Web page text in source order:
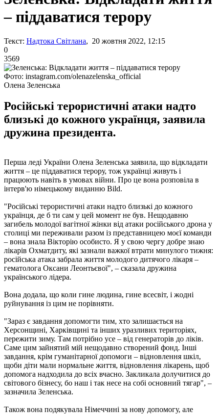
– піддаватися терору
Текст: Надтока Світлана, 20 жовтня 2022, 12:15
0
3569
Фото: instagram.com/olenazelenska_official
Олена Зеленська
Російські терористичні атаки надто
близькі до кожного українця, заявила
дружина президента.
Перша леді України Олена Зеленська заявила, що відкладати
життя – це піддаватися терору, тож українці живуть і
працюють навіть в умовах війни. Про це вона розповіла в
інтерв'ю німецькому виданню Bild.
"Російські терористичні атаки надто близькі до кожного
українця, де б ти сам у цей момент не був. Нещодавню
загибель молодої вагітної жінки від атаки російського дрона у
столиці ми переживали разом із представницею моєї команди
– вона знала Вікторію особисто. Я у свою чергу добре знаю
лікарів Охматдиту, які зазнали важкої втрати минулого тижня:
російська атака забрала життя молодого дитячого лікаря –
гематолога Оксани Леонтьєвої", – сказала дружина
українського лідера.
Вона додала, що коли гине людина, гине всесвіт, і жодні
руйнування із цим не порівняти.
"Зараз є завдання допомогти тим, хто залишається на
Херсонщині, Харківщині та інших уразливих територіях,
пережити зиму. Там потрібно усе – від генераторів до ліків.
Саме цим зайнятий мій нещодавно створений фонд. Інші
завдання, крім гуманітарної допомоги – відновлення шкіл,
щоби діти мали нормальне життя, відновлення лікарень, щоб
допомога надходила до всіх вчасно. Закликала долучитися до
світового бізнесу, бо наш і так несе на собі основний тягар", –
зазначила Зеленська.
Також вона подякувала Німеччині за нову допомогу, але